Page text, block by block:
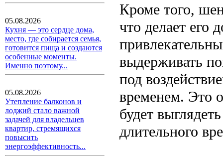
05.08.2026
Кухня — это сердце дома,
место, где собирается семья,
готовится пища и создаются
особенные моменты.
Именно поэтому...
05.08.2026
Утепление балконов и
лоджий стало важной
задачей для владельцев
квартир, стремящихся
повысить
энергоэффективность...
Кроме того,
что делает его
выдерживать
под
временем. Это
будет
длительного